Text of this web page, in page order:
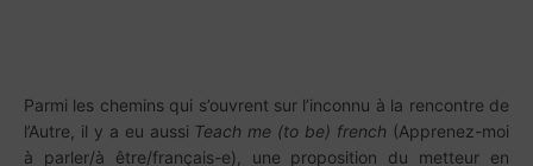
Parmi les chemins qui s’ouvrent sur l’inconnu à la rencontre de
l’Autre, il y a eu aussi Teach me (to be) french (Apprenez-moi
à parler/à être/français-e), une proposition du metteur en